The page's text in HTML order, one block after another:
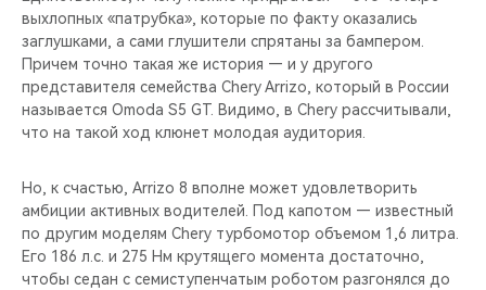
выхлопных «патрубка», которые по факту оказались
заглушками, а сами глушители спрятаны за бампером.
Причем точно такая же история — и у другого
представителя семейства Chery Arrizo, который в России
называется Omoda S5 GT. Видимо, в Chery рассчитывали,
что на такой ход клюнет молодая аудитория.
Но, к счастью, Arrizo 8 вполне может удовлетворить
амбиции активных водителей. Под капотом — известный
по другим моделям Chery турбомотор объемом 1,6 литра.
Его 186 л.с. и 275 Нм крутящего момента достаточно,
чтобы седан с семиступенчатым роботом разгонялся до